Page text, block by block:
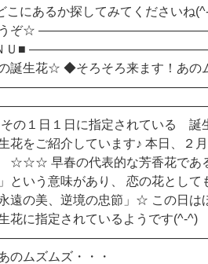
こにあるか探してみてくださいね
うぞ☆
ＮＵ■
誕生花☆ ◆そろそろ来ます！あの
その１日１日に指定されている 誕
花をご紹介しています♪ 本日、
☆☆☆ 早春の代表的な芳香花であ
という意味があり、 恋の花とし
遠の美、逆境の忠節」☆ この日は
花に指定されているようです(^-^)
のムズムズ・・・